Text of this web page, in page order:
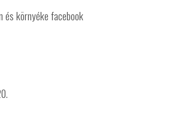
és környéke facebook